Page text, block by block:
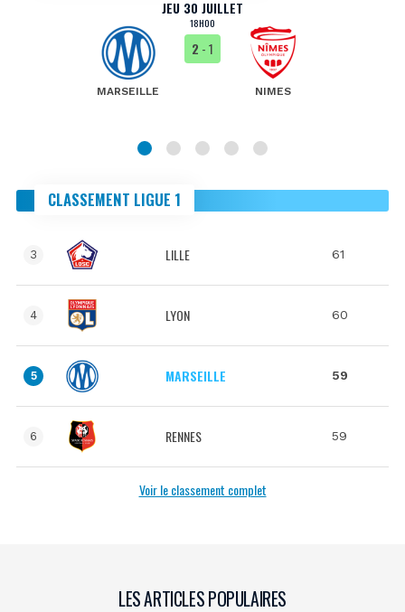
JEU 30 JUILLET
18H00
MARSEILLE
2 - 1
NIMES
CLASSEMENT LIGUE 1
3 LILLE 61
4 LYON 60
5 MARSEILLE 59
6 RENNES 59
Voir le classement complet
LES ARTICLES POPULAIRES